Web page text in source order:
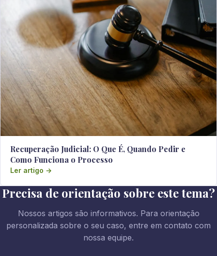
Recuperação Judicial: O Que É, Quando Pedir e
Como Funciona o Processo
Ler artigo →
Precisa de orientação sobre este tema?
Nossos artigos são informativos. Para orientação
personalizada sobre o seu caso, entre em contato com
nossa equipe.